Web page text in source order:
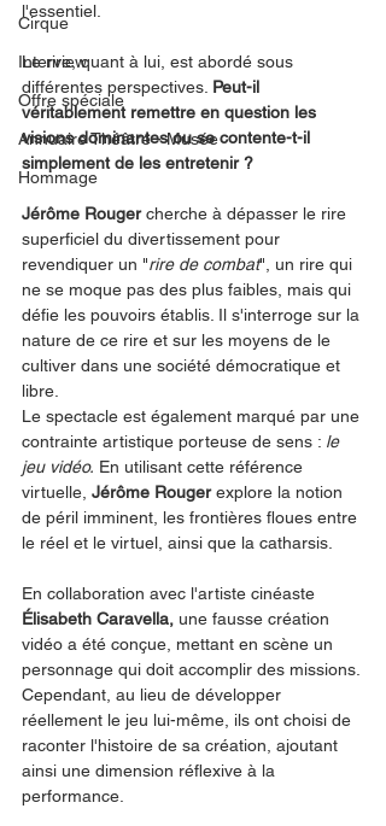
Cirque
Interview
Offre spéciale
Annuaire Théâtre - Musée
Hommage
l'essentiel.
Le rire, quant à lui, est abordé sous
différentes perspectives. Peut-il
véritablement remettre en question les
visions dominantes ou se contente-t-il
simplement de les entretenir ?
Jérôme Rouger cherche à dépasser le rire
superficiel du divertissement pour
revendiquer un "rire de combat", un rire qui
ne se moque pas des plus faibles, mais qui
défie les pouvoirs établis. Il s'interroge sur la
nature de ce rire et sur les moyens de le
cultiver dans une société démocratique et
libre.
Le spectacle est également marqué par une
contrainte artistique porteuse de sens : le
jeu vidéo. En utilisant cette référence
virtuelle, Jérôme Rouger explore la notion
de péril imminent, les frontières floues entre
le réel et le virtuel, ainsi que la catharsis.
En collaboration avec l'artiste cinéaste
Élisabeth Caravella, une fausse création
vidéo a été conçue, mettant en scène un
personnage qui doit accomplir des missions.
Cependant, au lieu de développer
réellement le jeu lui-même, ils ont choisi de
raconter l'histoire de sa création, ajoutant
ainsi une dimension réflexive à la
performance.